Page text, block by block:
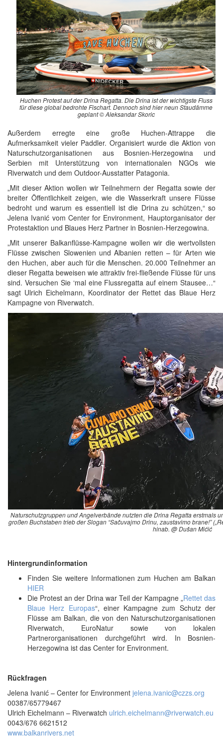
Huchen Protest auf der Drina Regatta. Die Drina ist der wichtigste Fluss
für diese global bedrohte Fischart. Dennoch sind hier neun Staudämme
geplant © Aleksandar Skoric
Außerdem erregte eine große Huchen-Attrappe die
Aufmerksamkeit vieler Paddler. Organisiert wurde die Aktion von
Naturschutzorganisationen aus Bosnien-Herzegowina und
Serbien mit Unterstützung von internationalen NGOs wie
Riverwatch und dem Outdoor-Ausstatter Patagonia.
„Mit dieser Aktion wollen wir Teilnehmern der Regatta sowie der
breiter Öffentlichkeit zeigen, wie die Wasserkraft unsere Flüsse
bedroht und warum es essentiell ist die Drina zu schützen,“ so
Jelena Ivanić vom Center for Environment, Hauptorganisator der
Protestaktion und Blaues Herz Partner in Bosnien-Herzegowina.
„Mit unserer Balkanflüsse-Kampagne wollen wir die wertvollsten
Flüsse zwischen Slowenien und Albanien retten – für Arten wie
den Huchen, aber auch für die Menschen. 20.000 Teilnehmer an
dieser Regatta beweisen wie attraktiv frei-fließende Flüsse für uns
sind. Versuchen Sie ‘mal eine Flussregatta auf einem Stausee…“
sagt Ulrich Eichelmann, Koordinator der Rettet das Blaue Herz
Kampagne von Riverwatch.
Naturschutzgruppen und Angelverbände nutzten die Drina Regatta erstmals
großen Buchstaben trieb der Slogan “Sačuvajmo Drinu, zaustavimo brane!”
hinab. @ Dušan Mićić
Hintergrundinformation
Finden Sie weitere Informationen zum Huchen am Balkan
HIER
Die Protest an der Drina war Teil der Kampagne „Rettet das
Blaue Herz Europas“, einer Kampagne zum Schutz der
Flüsse am Balkan, die von den Naturschutzorganisationen
Riverwatch, EuroNatur sowie von lokalen
Partnerorganisationen durchgeführt wird. In Bosnien-
Herzegowina ist das Center for Environment.
Rückfragen
Jelena Ivanić – Center for Environment jelena.ivanic@czzs.org
00387/65779467
Ulrich Eichelmann – Riverwatch ulrich.eichelmann@riverwatch.eu
0043/676 6621512
www.balkanrivers.net